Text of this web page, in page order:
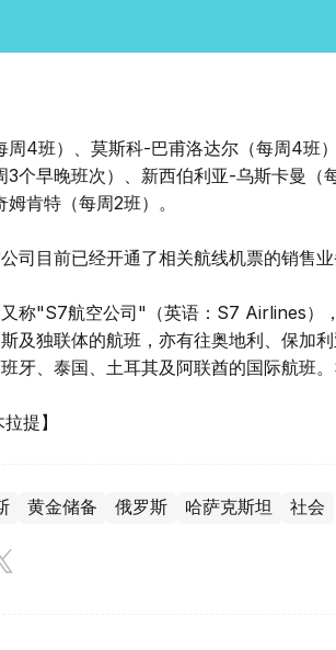
周4班）、莫斯科-巴甫洛达尔（每周4班
3个早晚班次）、新西伯利亚-乌斯卡曼（
肯特（每周2班）。
司目前已经开通了相关航线机票的销售业
称"S7航空公司"（英语：S7 Airlines）
及独联体的航班，亦有往奥地利、保加
牙、泰国、土耳其及阿联酋的国际航班
提】
黄金储备 俄罗斯 哈萨克斯坦 社会